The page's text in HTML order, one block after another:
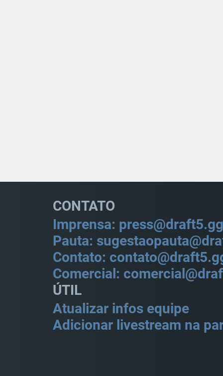
CONTATO
Imprensa: press@draft5.gg
Pauta:
Contato:
Comercial:
ÚTIL
Atualizar infos equipe
Adicionar livestream na